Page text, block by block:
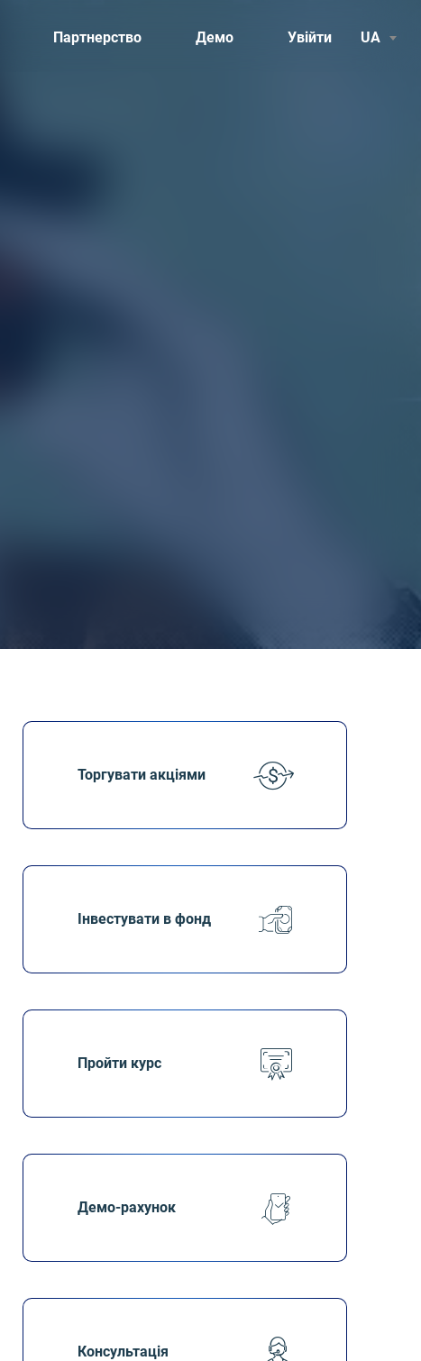
Партнерство Демо Увійти UA
Торгувати акціями
Інвестувати в фонд
Пройти курс
Демо-рахунок
Консультація